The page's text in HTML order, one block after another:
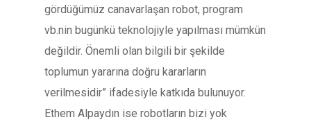
gördüğümüz canavarlaşan robot, program
vb.nin bugünkü teknolojiyle yapılması mümkün
değildir. Önemli olan bilgili bir şekilde
toplumun yararına doğru kararların
verilmesidir” ifadesiyle katkıda bulunuyor.
Ethem Alpaydın ise robotların bizi yok